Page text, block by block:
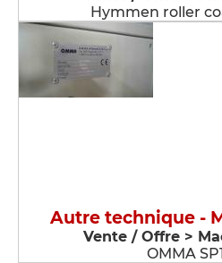
Hymmen roller
Autre technique -
Vente / Offre >
OMMA